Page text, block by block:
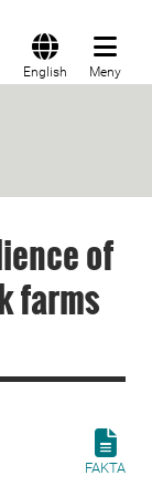
English Meny
of
farms
FAKTA